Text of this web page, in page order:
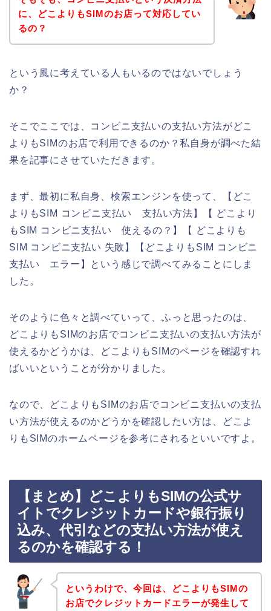
に、どこよりもSIMのお店って対応してい
るの？
という風に考えている人もいるのではないでしょう
か？
そこでここでは、コンビニ支払いの支払い方法がどこ
よりもSIMのお店で利用できるのか？私自身が調べた結
果を記事にさせていただきます。
まず、最初に私自身、検索エンジンを使って、【どこ
よりもSIM コンビニ支払い 支払い方法】【 どこより
もSIM コンビニ支払い 使えるの？】【 どこよりも
SIM コンビニ支払い 失敗】【どこよりもSIM コンビニ
支払い エラー】という感じで調べてみることにしま
した。
そのように色々と調べていって、ふっと思ったのは、
どこよりもSIMのお店でコンビニ支払いの支払い方法が
使えるかどうかは、どこよりもSIMのページを確認すれ
ばいいということが分かりました。
なので、どこよりもSIMのお店でコンビニ支払いの支払
い方法が使えるのかどうかを確認したい方は、どこよ
りもSIMのホームページを参考にされるといいですよ。
【まとめ】どこよりもSIMの公式サ
イトでクレジットカードや銀行振り
込み、代引などの支払い方法が使え
るのかを確認する！
というわけで、今回は、どこよりもSIMの
お店でクレジットカードエラーが発生して